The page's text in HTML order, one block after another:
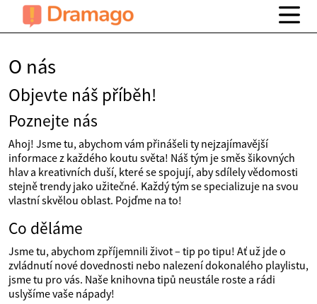
O nás
Objevte náš příběh!
Poznejte nás
Ahoj! Jsme tu, abychom vám přinášeli ty nejzajímavější
informace z každého koutu světa! Náš tým je směs šikovných
hlav a kreativních duší, které se spojují, aby sdílely vědomosti
stejně trendy jako užitečné. Každý tým se specializuje na svou
vlastní skvělou oblast. Pojďme na to!
Co děláme
Jsme tu, abychom zpříjemnili život – tip po tipu! Ať už jde o
zvládnutí nové dovednosti nebo nalezení dokonalého playlistu,
jsme tu pro vás. Naše knihovna tipů neustále roste a rádi
uslyšíme vaše nápady!